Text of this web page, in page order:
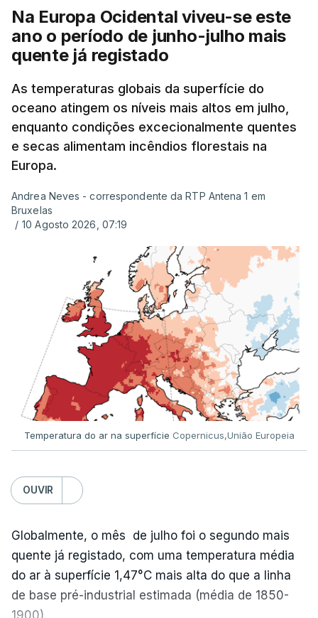
exames, mas ainda não tinham sido afixados.
Alguns encarregados de educação e alunos foram
até à escola para ver o resultado mas ainda não
tinha sido divulgado. Alguns pais apontam
incorreções e aguardam a atualização na
plataforma Inovar.
ERRO100
ERROR ON HTML5 MEDIA ELEMENT
ESTE CONTEÚDO ESTÁ NESTE
MOMENTO INDISPONÍVEL
Já a norte, na Escola Secundária de Rio Tinto, uma
outra equipa de reportagem confirmou quehá
mais de 100 pedidos de reapreciação de notas
que aguardam a divulgação.
Os resultados chegaram a ser enviados à escola
concretamente à 0h47, no entanto, ao início da
manhã a afixação ainda não tinha sido feita.
ERRO100
ERROR ON HTML5 MEDIA ELEMENT
Na Europa Ocidental viveu-se este
ano o período de junho-julho mais
quente já registado
As temperaturas globais da superfície do
oceano atingem os níveis mais altos em julho,
enquanto condições excecionalmente quentes
e secas alimentam incêndios florestais na
Europa.
Andrea Neves - correspondente da RTP Antena 1 em
Bruxelas
/ 10 Agosto 2026, 07:19
Temperatura do ar na superfície Copernicus,União Europeia
OUVIR
Globalmente, o mês de julho foi o segundo mais
quente já registado, com uma temperatura média
do ar à superfície 1,47°C mais alta do que a linha
de base pré-industrial estimada (média de 1850-
1900).